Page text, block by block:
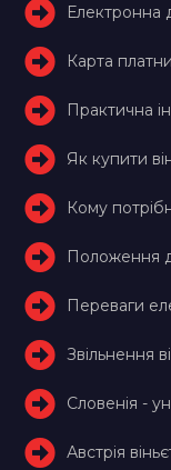
Електронна
Карта
Практична
Як купити
Кому
Положення
Переваги
Звільнення
Словенія -
Австрія